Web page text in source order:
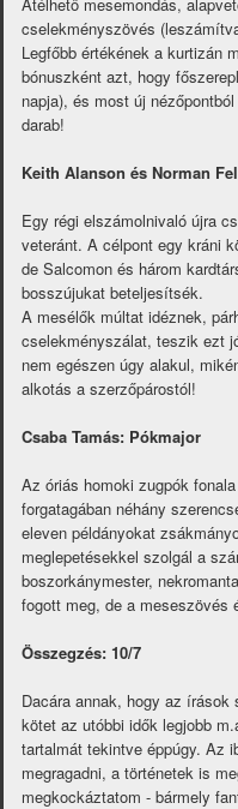
cselekményszövés
Legfőbb értékének a kurtizán
bónuszként azt, hogy
napja), és most új
darab!
Keith Alanson és Norman
Egy régi elszámolnivaló újra
veteránt. A célpont egy kráni
de Salcomon és három
bosszújukat beteljesítsék.
A mesélők múltat idéznek,
cselekményszálat, teszik ezt
nem egészen úgy alakul,
alkotás a szerzőpárostól!
Csaba Tamás: Pókmajor
Az óriás homoki zugpók
forgatagában néhány
eleven példányokat
meglepetésekkel szolgál a
boszorkánymester,
fogott meg, de a meseszövés
Összegzés: 10/7
Dacára annak, hogy az
kötet az utóbbi idők legjobb
tartalmát tekintve éppúgy. Az
megragadni, a történetek is
megkockáztatom - bármely